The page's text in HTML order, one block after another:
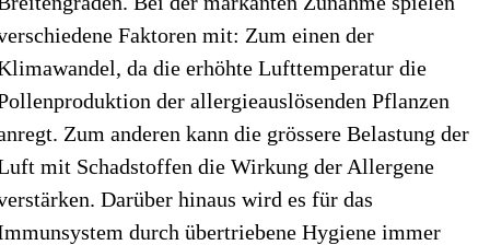
Faktoren mit: Zum einen der
da die erhöhte Lufttemperatur die
der allergieauslösenden Pflanzen
Zum anderen kann die grössere Belastung der
mit Schad­stoffen die Wirkung der Allergene
Darüber hinaus wird es für das
durch übertriebene Hygiene immer